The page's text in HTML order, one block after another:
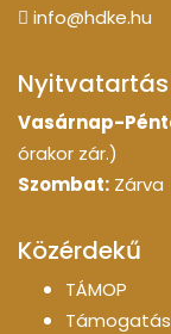
info@hdke.hu
Nyitvatartás
Vasárnap-
órakor zár.)
Szombat: Zárva
Közérdekű
TÁMOP
Támogatás